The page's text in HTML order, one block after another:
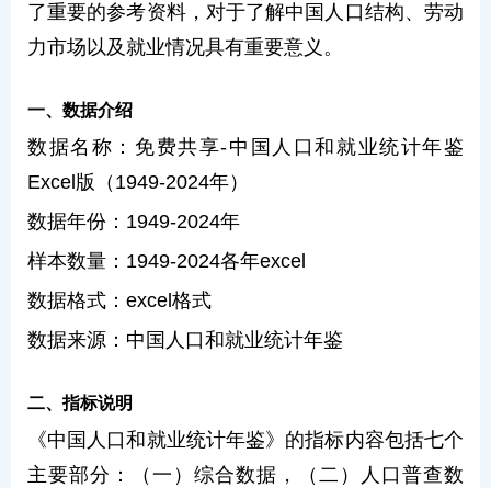
了重要的参考资料，对于了解中国人口结构、劳动
力市场以及就业情况具有重要意义。
一、数据介绍
数据名称：免费共享-中国人口和就业统计年鉴
Excel版（1949-2024年）
数据年份：1949-2024年
样本数量：1949-2024各年excel
数据格式：excel格式
数据来源：中国人口和就业统计年鉴
二、指标说明
《中国人口和就业统计年鉴》的指标内容包括七个
主要部分：（一）综合数据，（二）人口普查数